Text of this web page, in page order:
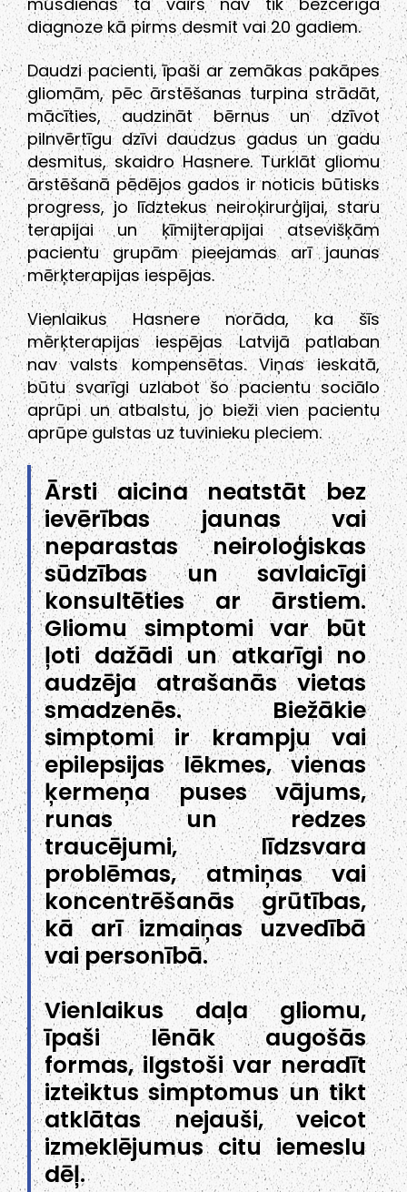
diagnoze kā pirms desmit vai 20 gadiem.
Daudzi pacienti, īpaši ar zemākas pakāpes
gliomām, pēc ārstēšanas turpina strādāt,
mācīties, audzināt bērnus un dzīvot
pilnvērtīgu dzīvi daudzus gadus un gadu
desmitus, skaidro Hasnere. Turklāt gliomu
ārstēšanā pēdējos gados ir noticis būtisks
progress, jo līdztekus neiroķirurģijai, staru
terapijai un ķīmijterapijai atsevišķām
pacientu grupām pieejamas arī jaunas
mērķterapijas iespējas.
Vienlaikus Hasnere norāda, ka šīs
mērķterapijas iespējas Latvijā patlaban
nav valsts kompensētas. Viņas ieskatā,
būtu svarīgi uzlabot šo pacientu sociālo
aprūpi un atbalstu, jo bieži vien pacientu
aprūpe gulstas uz tuvinieku pleciem.
Ārsti aicina neatstāt bez
ievērības jaunas vai
neparastas neiroloģiskas
sūdzības un savlaicīgi
konsultēties ar ārstiem.
Gliomu simptomi var būt
ļoti dažādi un atkarīgi no
audzēja atrašanās vietas
smadzenēs. Biežākie
simptomi ir krampju vai
epilepsijas lēkmes, vienas
ķermeņa puses vājums,
runas un redzes
traucējumi, līdzsvara
problēmas, atmiņas vai
koncentrēšanās grūtības,
kā arī izmaiņas uzvedībā
vai personībā.
Vienlaikus daļa gliomu,
īpaši lēnāk augošās
formas, ilgstoši var neradīt
izteiktus simptomus un tikt
atklātas nejauši, veicot
izmeklējumus citu iemeslu
dēļ.